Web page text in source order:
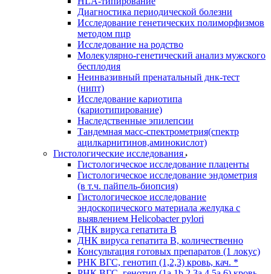
Диагностика периодической болезни
Исследование генетических полиморфизмов
методом пцр
Исследование на родство
Молекулярно-генетический анализ мужского
бесплодия
Неинвазивный пренатальный днк-тест
(нипт)
Исследование кариотипа
(кариотипирование)
Наследственные эпилепсии
Тандемная масс-спектрометрия(спектр
ацилкарнитинов,аминокислот)
Гистологические исследования
Гистологическое исследование плаценты
Гистологическое исследование эндометрия
(в т.ч. пайпель-биопсия)
Гистологическое исследование
эндоскопического материала желудка с
выявлением Helicobacter pylori
ДНК вируса гепатита B
ДНК вируса гепатита B, количественно
Консультация готовых препаратов (1 локус)
РНК ВГC, генотип (1,2,3) кровь, кач. *